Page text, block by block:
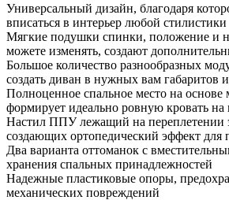
Универсальный дизайн, благодаря
вписаться в интерьер любой стилистики
Мягкие подушки спинки, положение и
можете изменять, создают
Большое количество разнообразных
создать диван в нужных вам габаритов
Полноценное спальное место на
формирует идеально ровную кровать
Настил ППУ лежащий на переплетении
создающих ортопедический эффект для
Два варианта оттоманок с
хранения спальных принадлежностей
Надежные пластиковые опоры,
механических повреждений